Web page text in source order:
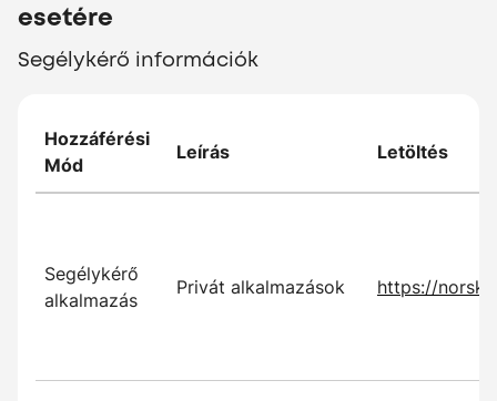
esetére
Segélykérő információk
Hozzáférési
Mód
Leírás Letöltés
Segélykérő
alkalmazás
Privát alkalmazások https://